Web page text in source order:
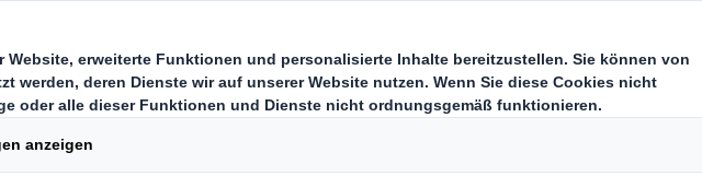
nächsten wichtigen Schritt in der
unseres Unternehmens.